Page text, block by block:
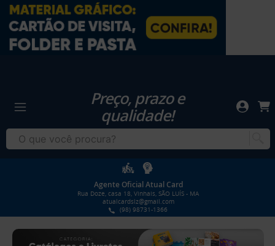
Preço, prazo e
qualidade!
Agente Oficial Atual Card
Rua Doze, casa 18, Vinhais, SÃO LUÍS - MA
atualcardslz@gmail.com
(98) 98731-1366